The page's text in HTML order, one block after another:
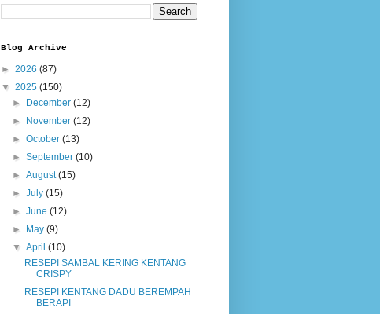
Blog Archive
► 2026 (87)
▼ 2025 (150)
►
December(12)
►
November(12)
►October(13)
►September(10)
►August(15)
►July(15)
►June(12)
►
May(9)
▼April(10)
RESEPI SAMBAL KERING KENTANG
CRISPY
RESEPI KENTANG DADU BEREMPAH
BERAPI